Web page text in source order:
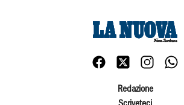
Redazione